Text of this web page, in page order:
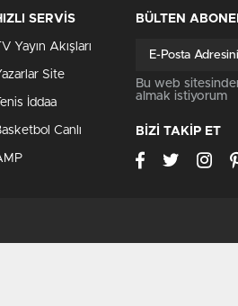
SERVİS
TV Yayın Akışları
Site
Tenis İddaa
Canlı
BÜLTEN
Bu web
almak istiyorum
BİZİ TAKİP ET